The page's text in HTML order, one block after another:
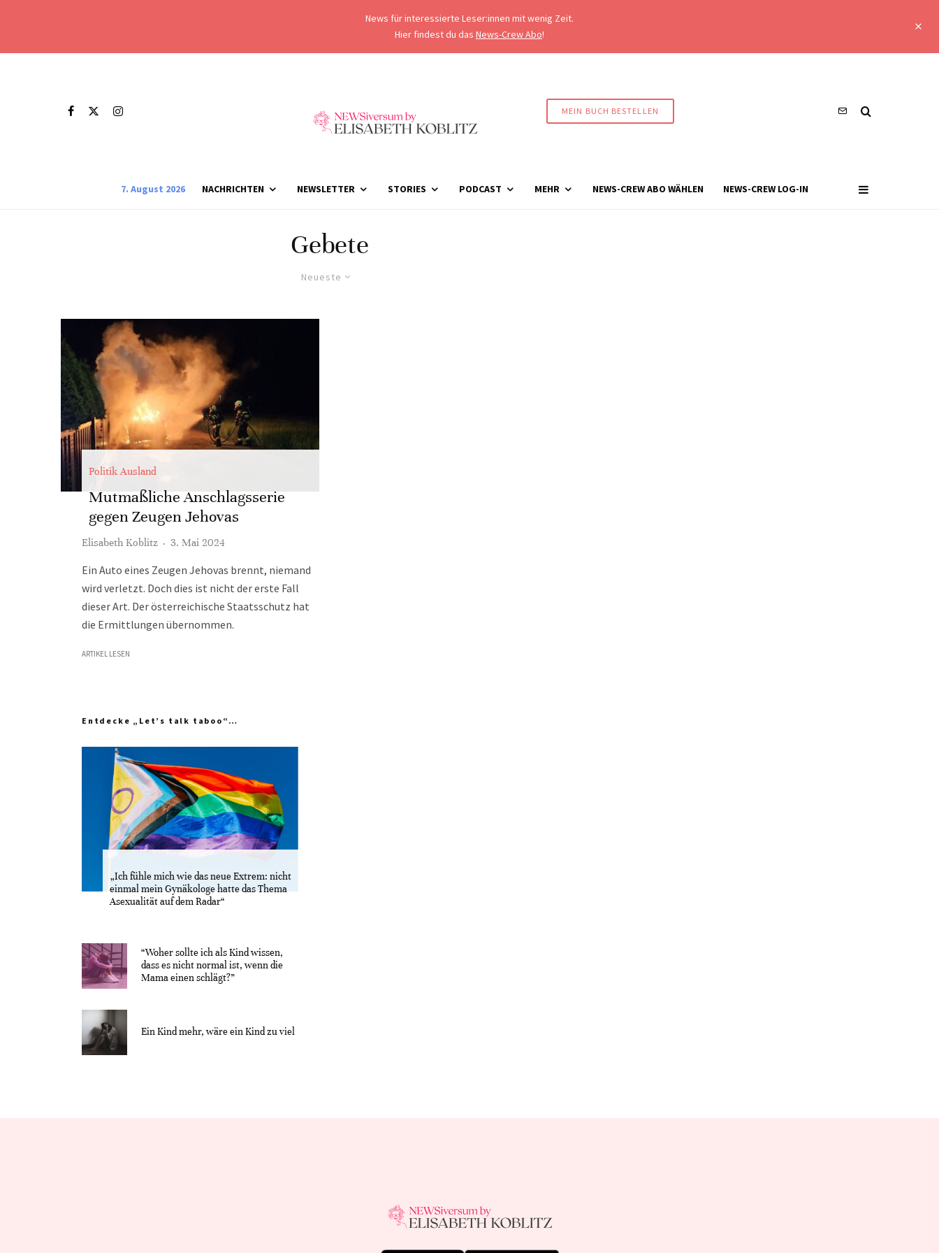
News für interessierte Leser:innen mit wenig Zeit.
Hier findest du das News-Crew Abo!
MEIN BUCH BESTELLEN
7. August 2026 NACHRICHTEN NEWSLETTER STORIES PODCAST MEHR NEWS-CREW ABO WÄHLEN NEWS-CREW LOG-IN
Gebete
Neueste
Politik Ausland
Mutmaßliche Anschlagsserie
gegen Zeugen Jehovas
Elisabeth Koblitz · 3. Mai 2024
Ein Auto eines Zeugen Jehovas brennt, niemand
wird verletzt. Doch dies ist nicht der erste Fall
dieser Art. Der österreichische Staatsschutz hat
die Ermittlungen übernommen.
ARTIKEL LESEN
Entdecke „Let’s talk taboo“…
„Ich fühle mich wie das neue Extrem: nicht
einmal mein Gynäkologe hatte das Thema
Asexualität auf dem Radar“
“Woher sollte ich als Kind wissen,
dass es nicht normal ist, wenn die
Mama einen schlägt?”
Ein Kind mehr, wäre ein Kind zu viel